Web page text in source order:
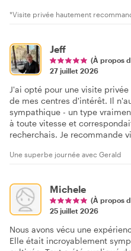
*Visite privée hautement
Jeff
(À propos
27 juillet 2026
J'ai opté pour une visite
de mes centres d'intérêt. Il
sympathique - un type
à toute vitesse et
recherchais. Je recommande
Une superbe journée avec Gerald
Michele
(À propos
25 juillet 2026
Nous avons vécu une
Elle était incroyablement